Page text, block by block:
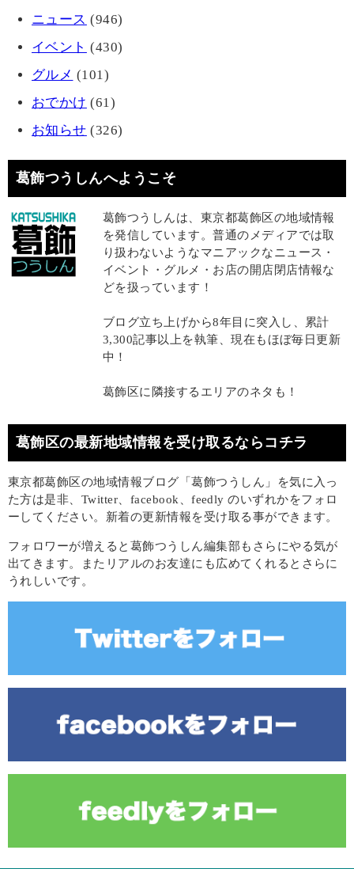
ニュース (946)
イベント (430)
グルメ (101)
おでかけ (61)
お知らせ (326)
葛飾つうしんへようこそ
葛飾つうしんは、東京都葛飾区の地域情報
を発信しています。普通のメディアでは取
り扱わないようなマニアックなニュース・
イベント・グルメ・お店の開店閉店情報な
どを扱っています！
ブログ立ち上げから8年目に突入し、累計
3,300記事以上を執筆、現在もほぼ毎日更新
中！
葛飾区に隣接するエリアのネタも！
葛飾区の最新地域情報を受け取るならコチラ
東京都葛飾区の地域情報ブログ「葛飾つうしん」を気に入っ
た方は是非、Twitter、facebook、feedly のいずれかをフォロ
ーしてください。新着の更新情報を受け取る事ができます。
フォロワーが増えると葛飾つうしん編集部もさらにやる気が
出てきます。またリアルのお友達にも広めてくれるとさらに
うれしいです。